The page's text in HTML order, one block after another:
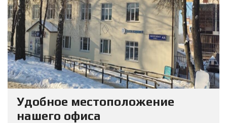
Удобное местоположение
нашего офиса